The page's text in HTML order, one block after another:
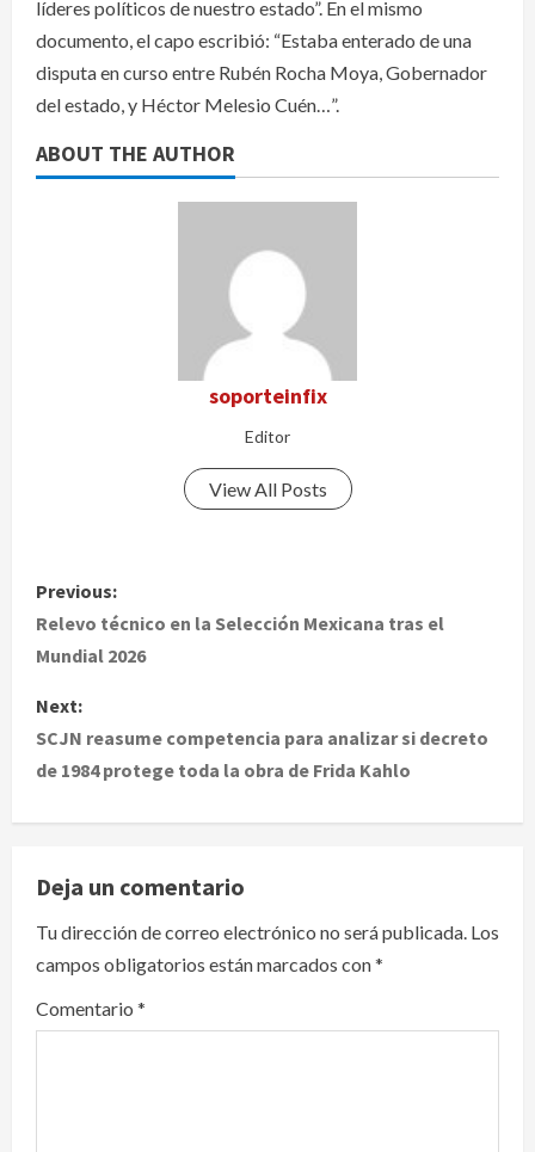
líderes políticos de nuestro estado”. En el mismo
documento, el capo escribió: “Estaba enterado de una
disputa en curso entre Rubén Rocha Moya, Gobernador
del estado, y Héctor Melesio Cuén…”.
ABOUT THE AUTHOR
soporteinfix
Editor
View All Posts
P
o
t
n
a
v
i
g
a
Previous:
Relevo técnico en la Selección Mexicana tras el
Mundial 2026
Next:
SCJN reasume competencia para analizar si decreto
de 1984 protege toda la obra de Frida Kahlo
Deja un comentario
Tu dirección de correo electrónico no será publicada. Los
campos obligatorios están marcados con*
Comentario *